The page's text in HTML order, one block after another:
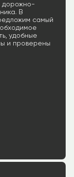
дорожно-
В
самый
удобные
и проверены